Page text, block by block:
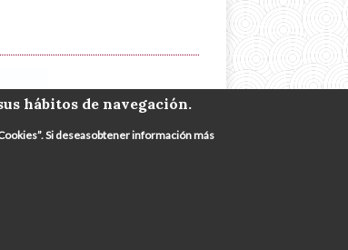
hábitos de navegación.
Si deseasobtener información más